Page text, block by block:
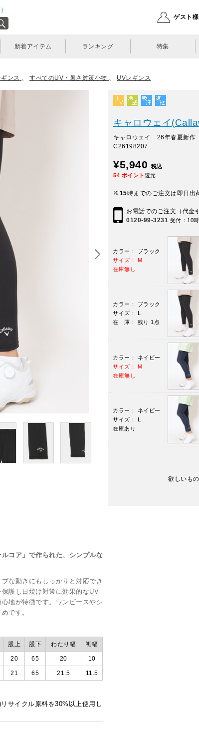
ゲスト様
新着アイテム ランキング 特集
ンス 、 すべてのUV・暑さ対策小物 、 UVレギンス
コア」で作られた、シンプルな
な動きにもしっかりと対応でき
護し日焼け対策に効果的なUV
地が特徴です。ワンピースやシ
です。
股上 股下 わたり幅 裾幅
20 65 20 10
21 65 21.5 11.5
サイクル原料を30%以上使用し
キャロウェイ
キャロウェイ 26年春夏新
C26198207
¥5,940
税込
54 ポイント 還元
※15時までのご注文は即日出
お電話でのご注文（代金
0120-99-3231 受付：10
カラー： ブラック
サイズ： M
在庫無し
カラー： ブラック
サイズ： L
在 庫： 残り 1点
カラー： ネイビー
サイズ： M
在庫無し
カラー： ネイビー
サイズ： L
在庫あり
欲しいも